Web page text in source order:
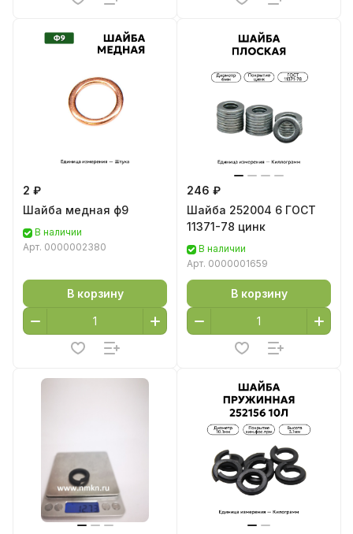
2 ₽
Шайба медная ф9
В наличии
Арт. 0000002380
В корзину
246 ₽
Шайба 252004 6 ГОСТ
11371-78 цинк
В наличии
Арт. 0000001659
В корзину